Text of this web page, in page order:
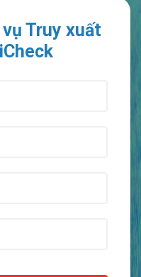
Truy xuất